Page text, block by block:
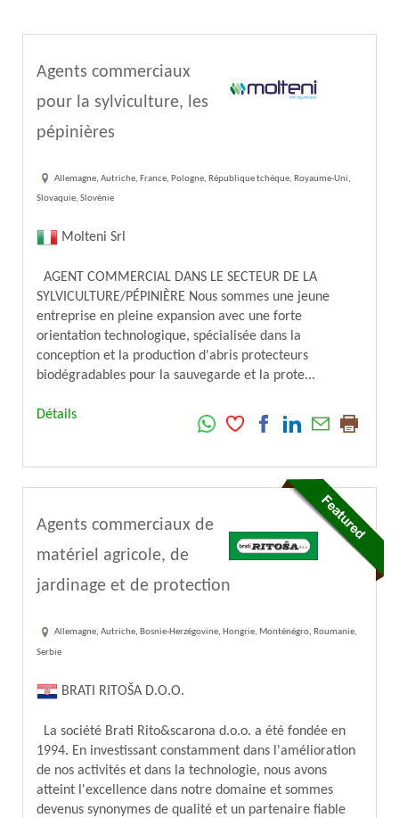
Agents commerciaux
pour la sylviculture, les
pépinières
Allemagne, Autriche, France, Pologne, République tchèque, Royaume-Uni,
Slovaquie, Slovénie
Molteni Srl
AGENT COMMERCIAL DANS LE SECTEUR DE LA
SYLVICULTURE/PÉPINIÈRE Nous sommes une jeune
entreprise en pleine expansion avec une forte
orientation technologique, spécialisée dans la
conception et la production d'abris protecteurs
biodégradables pour la sauvegarde et la prote...
Détails
Agents commerciaux de
matériel agricole, de
jardinage et de protection
Allemagne, Autriche, Bosnie-Herzégovine, Hongrie, Monténégro, Roumanie,
Serbie
BRATI RITOŠA D.O.O.
La société Brati Rito&scarona d.o.o. a été fondée en
1994. En investissant constamment dans l'amélioration
de nos activités et dans la technologie, nous avons
atteint l'excellence dans notre domaine et sommes
devenus synonymes de qualité et un partenaire fiable